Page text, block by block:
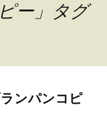
ー」タグ
ンパンコピ